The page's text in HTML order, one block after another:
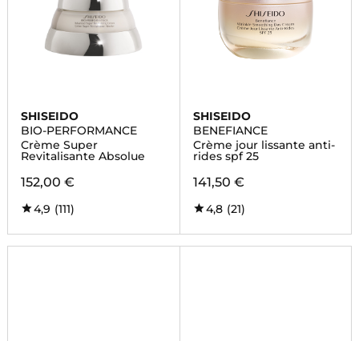
SHISEIDO
BIO-PERFORMANCE
Crème Super
Revitalisante Absolue
152,00 €
4,9 (111)
SHISEIDO
BENEFIANCE
Crème jour lissante anti-
rides spf 25
141,50 €
4,8 (21)